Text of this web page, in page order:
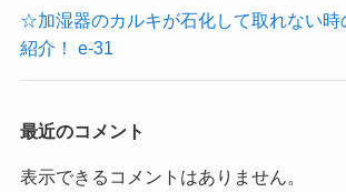
☆加湿器のカルキが石化して取れない時
紹介！ e-31
最近のコメント
表示できるコメントはありません。